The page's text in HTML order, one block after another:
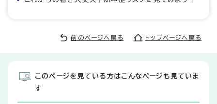
前のページへ戻る トップページへ戻る
このページを見ている方はこんなページも見ていま
す